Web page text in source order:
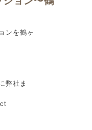
ンを鶴ヶ
弊社ま